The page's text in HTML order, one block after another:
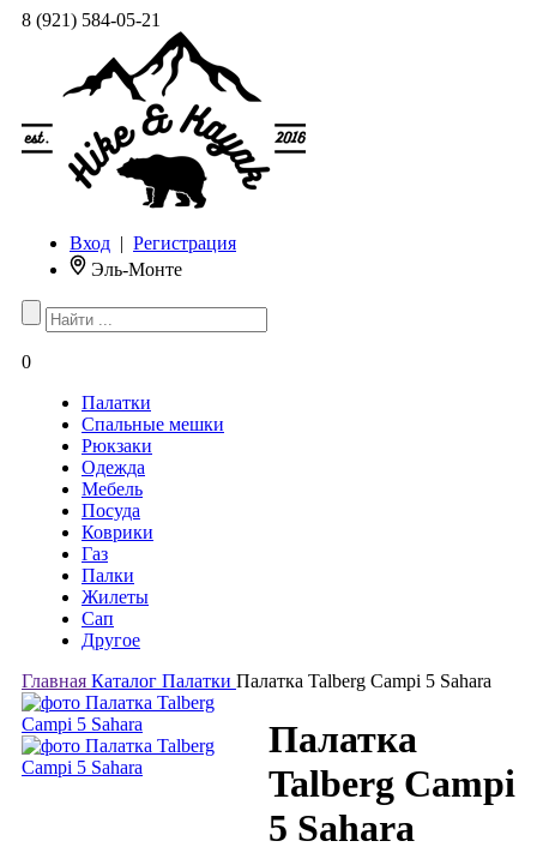
8 (921) 584-05-21
Вход | Регистрация
Эль-Монте
0
Палатки
Спальные мешки
Рюкзаки
Одежда
Мебель
Посуда
Коврики
Газ
Палки
Жилеты
Сап
Другое
Главная Каталог Палатки Палатка Talberg Campi 5 Sahara
Палатка
Talberg Campi
5 Sahara